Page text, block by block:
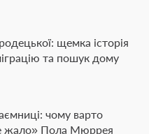
щемка історія
та пошук дому
чому варто
жало» Пола Мюррея